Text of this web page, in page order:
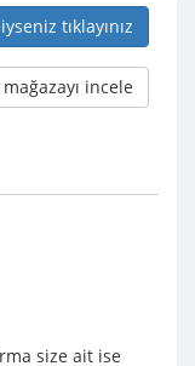
tıklayınız
incele
size ait ise